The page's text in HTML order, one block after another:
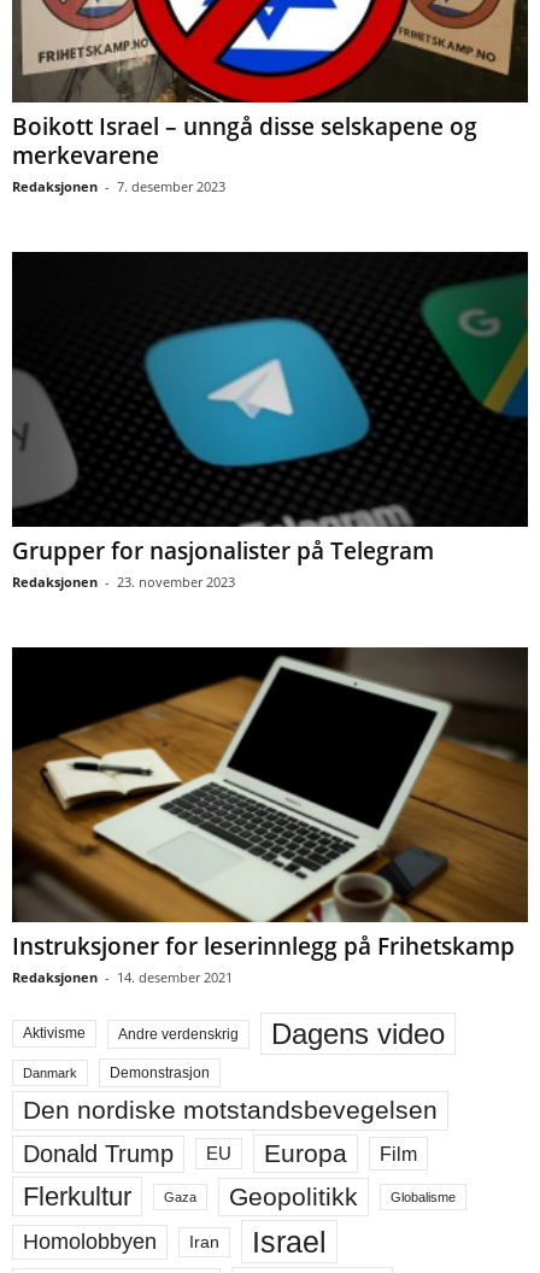
Boikott Israel – unngå disse selskapene og
merkevarene
Redaksjonen - 7. desember 2023
Grupper for nasjonalister på Telegram
Redaksjonen - 23. november 2023
Instruksjoner for leserinnlegg på Frihetskamp
Redaksjonen - 14. desember 2021
Aktivisme Andre verdenskrig Dagens video
Danmark Demonstrasjon
Den nordiske motstandsbevegelsen
Donald Trump EU Europa Film
Flerkultur Gaza Geopolitikk Globalisme
Homolobbyen Iran Israel